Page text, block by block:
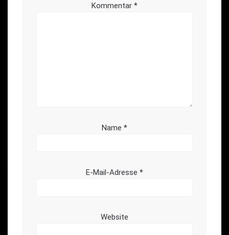
Kommentar *
Name *
E-Mail-Adresse *
Website